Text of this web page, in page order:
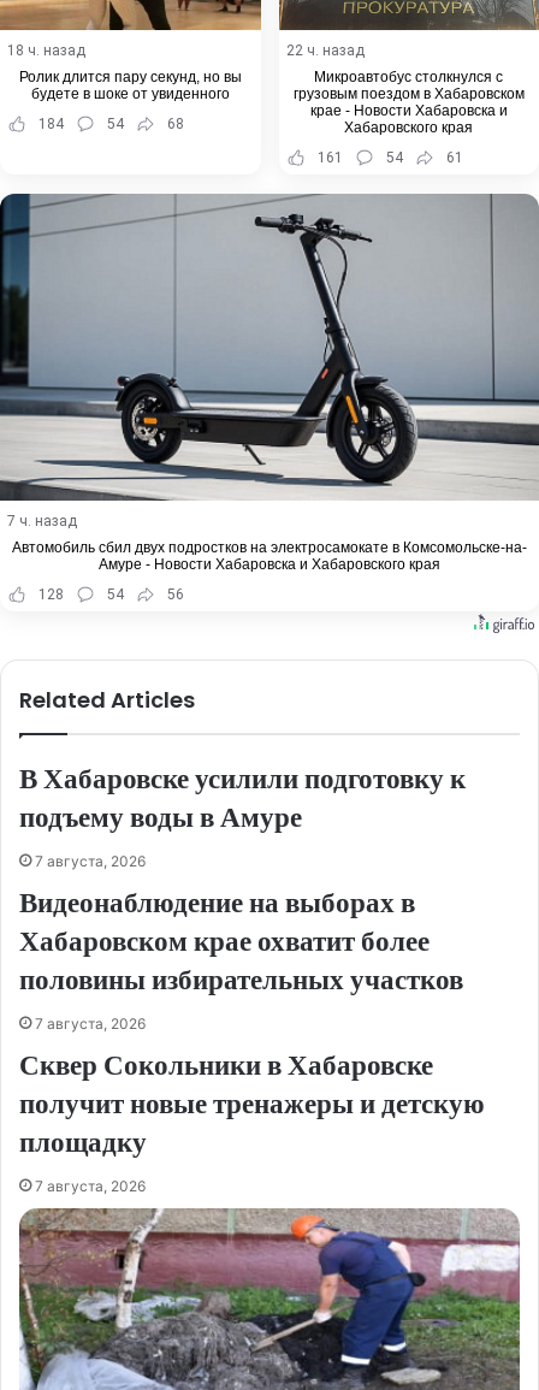
18 ч. назад
Ролик длится пару секунд, но вы
будете в шоке от увиденного
184
54 68
22 ч. назад
Микроавтобус столкнулся с
грузовым поездом в Хабаровском
крае - Новости Хабаровска и
Хабаровского края
161
54 61
7 ч. назад
Автомобиль сбил двух подростков на электросамокате в Комсомольске-на-
Амуре - Новости Хабаровска и Хабаровского края
128
54 56
Related Articles
В Хабаровске усилили подготовку к
подъему воды в Амуре
7 августа, 2026
Видеонаблюдение на выборах в
Хабаровском крае охватит более
половины избирательных участков
7 августа, 2026
Сквер Сокольники в Хабаровске
получит новые тренажеры и детскую
площадку
7 августа, 2026